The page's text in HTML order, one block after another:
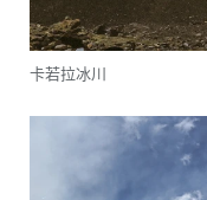
卡若拉冰川